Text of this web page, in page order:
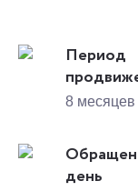
Период
8 месяцев
день